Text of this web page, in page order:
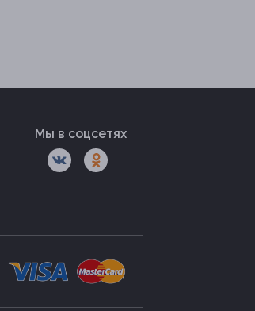
Мы в соцсетях